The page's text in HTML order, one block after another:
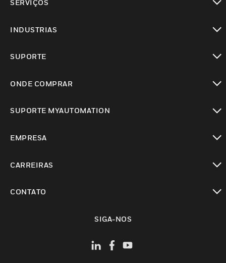
SERVIÇOS
INDUSTRIAS
SUPORTE
ONDE COMPRAR
SUPORTE MYAUTOMATION
EMPRESA
CARREIRAS
CONTATO
SIGA-NOS